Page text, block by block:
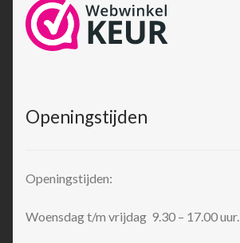
Openingstijden
Openingstijden:
Woensdag t/m vrijdag 9.30 – 17.00 uur.